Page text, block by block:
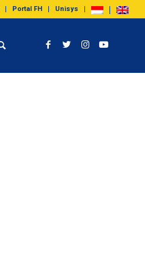
Portal FH Unisys